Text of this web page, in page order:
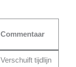
Commentaar
Verschuift tijdlijn